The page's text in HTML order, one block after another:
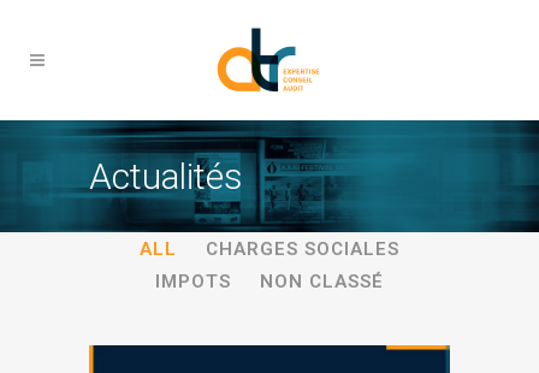
Actualités
ALL
CHARGES SOCIALES
IMPOTS
NON CLASSÉ